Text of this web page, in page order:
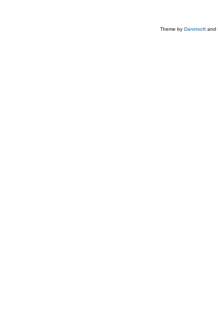
Theme by Danetsoft and